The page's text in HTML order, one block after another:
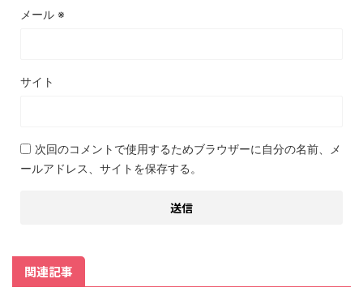
メール ※
サイト
次回のコメントで使用するためブラウザーに自分の名前、メ
ールアドレス、サイトを保存する。
関連記事